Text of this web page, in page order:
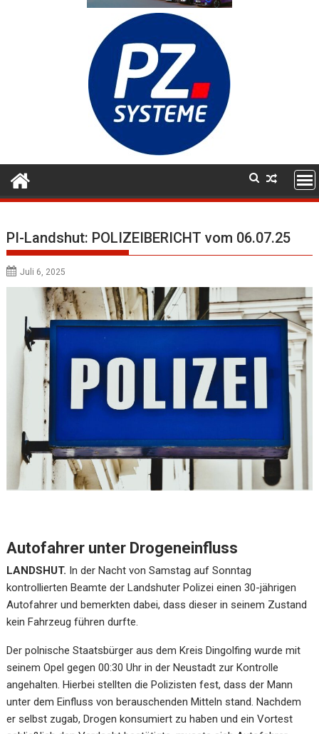
PI-Landshut: POLIZEIBERICHT vom 06.07.25
Juli 6, 2025
Autofahrer unter Drogeneinfluss
LANDSHUT. In der Nacht von Samstag auf Sonntag
kontrollierten Beamte der Landshuter Polizei einen 30-jährigen
Autofahrer und bemerkten dabei, dass dieser in seinem Zustand
kein Fahrzeug führen durfte.
Der polnische Staatsbürger aus dem Kreis Dingolfing wurde mit
seinem Opel gegen 00:30 Uhr in der Neustadt zur Kontrolle
angehalten. Hierbei stellten die Polizisten fest, dass der Mann
unter dem Einfluss von berauschenden Mitteln stand. Nachdem
er selbst zugab, Drogen konsumiert zu haben und ein Vortest